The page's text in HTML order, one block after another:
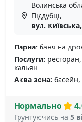
Волинська
Піддубці,
вул.
Парна: баня на
Послуги:
кальян
Аква зона: басейн,
Нормально
Грунтуючись на 5